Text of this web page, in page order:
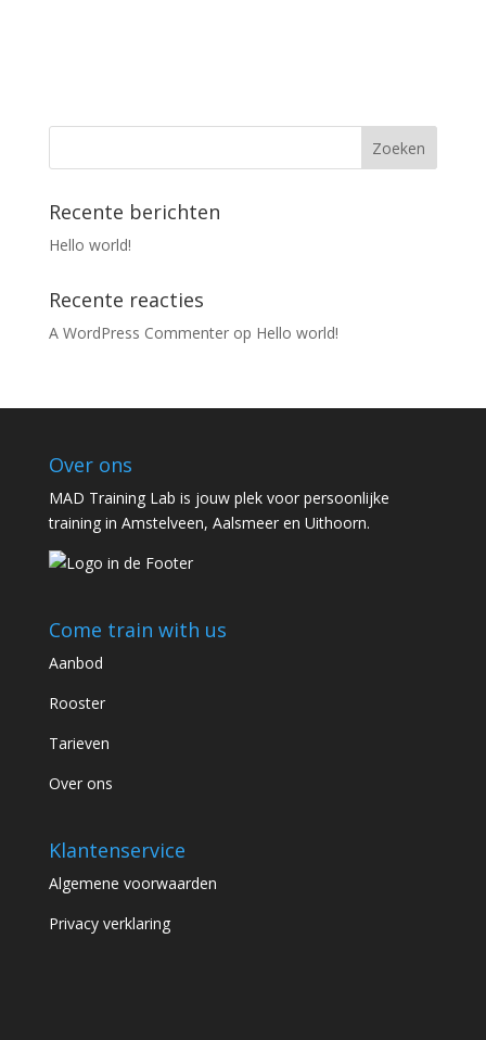
Recente berichten
Hello world!
Recente reacties
A WordPress Commenterop Hello world!
Over ons
MAD Training Lab is jouw plek voor persoonlijke
training in Amstelveen, Aalsmeer en Uithoorn.
Come train with us
Aanbod
Rooster
Tarieven
Over ons
Klantenservice
Algemene voorwaarden
Privacy verklaring